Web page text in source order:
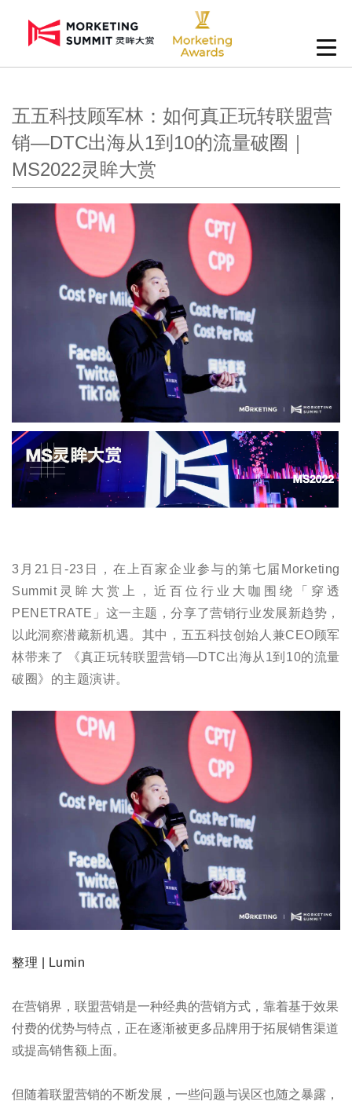
五五科技顾军林：如何真正玩转联盟营
销—DTC出海从1到10的流量破圈｜
MS2022灵眸大赏
3月21日-23日，在上百家企业参与的第七届Morketing
Summit灵眸大赏上，近百位行业大咖围绕「穿透
PENETRATE」这一主题，分享了营销行业发展新趋势，
以此洞察潜藏新机遇。其中，五五科技创始人兼CEO顾军
林带来了 《真正玩转联盟营销—DTC出海从1到10的流量
破圈》的主题演讲。
整理 | Lumin
在营销界，联盟营销是一种经典的营销方式，靠着基于效果
付费的优势与特点，正在逐渐被更多品牌用于拓展销售渠道
或提高销售额上面。
但随着联盟营销的不断发展，一些问题与误区也随之暴露，